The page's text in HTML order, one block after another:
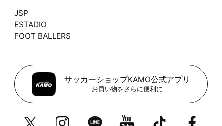
JSP
ESTADIO
FOOT BALLERS
サッカーショップKAMO公式アプリ
お買い物をさらに便利に